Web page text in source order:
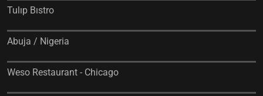
Tulıp Bıstro
Abuja / Nigeria
Weso Restaurant - Chicago